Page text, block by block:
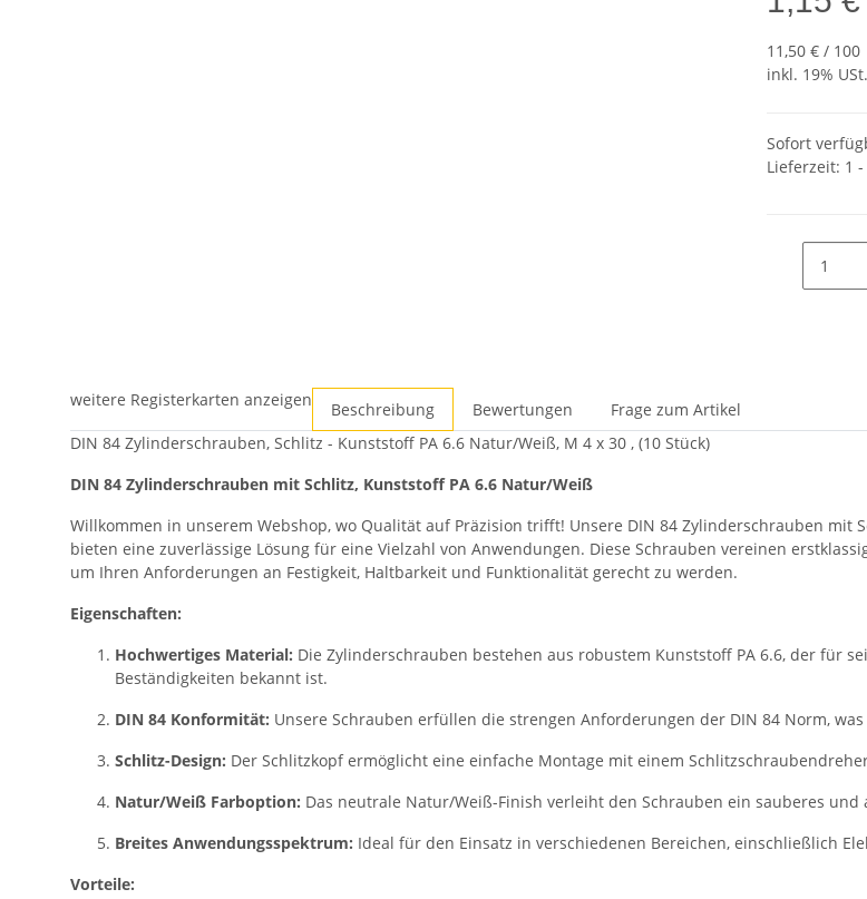
11,50 € / 100
inkl. 19%
Sofort
Lieferzeit: 1
weitere Registerkarten anzeigen Beschreibung Bewertungen
Frage zum Artikel
DIN 84 Zylinderschrauben, Schlitz - Kunststoff PA 6.6 Natur/Weiß, M 4 x 30 , (10 Stück)
DIN 84 Zylinderschrauben mit Schlitz, Kunststoff PA 6.6 Natur/Weiß
Willkommen in unserem Webshop, wo Qualität auf Präzision trifft! Unsere DIN 84 Zylinderschrauben mit
bieten eine zuverlässige Lösung für eine Vielzahl von Anwendungen. Diese Schrauben vereinen
um Ihren Anforderungen an Festigkeit, Haltbarkeit und Funktionalität gerecht zu werden.
Eigenschaften:
Hochwertiges Material: Die Zylinderschrauben bestehen aus robustem Kunststoff PA 6.6, der für
Beständigkeiten bekannt ist.
DIN 84 Konformität: Unsere Schrauben erfüllen die strengen Anforderungen der DIN 84 Norm,
Schlitz-Design: Der Schlitzkopf ermöglicht eine einfache Montage mit einem
Natur/Weiß Farboption: Das neutrale Natur/Weiß-Finish verleiht den Schrauben ein sauberes
Breites Anwendungsspektrum: Ideal für den Einsatz in verschiedenen Bereichen, einschließlich
Vorteile: